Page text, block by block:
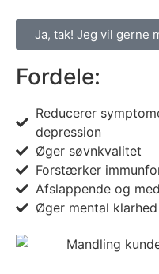
Ja, tak! Jeg vil gerne
Fordele:
Reducerer
depression
Øger søvnkvalitet
Forstærker
Afslappende og
Øger mental